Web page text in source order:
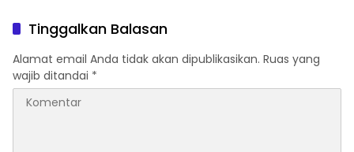
Tinggalkan Balasan
Alamat email Anda tidak akan dipublikasikan. Ruas yang
wajib ditandai *